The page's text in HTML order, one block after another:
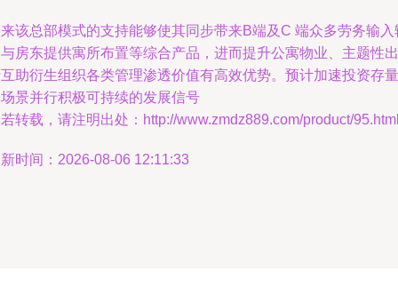
该总部模式的支持能够使其同步带来B端及C 端众多劳务输入
房东提供寓所布置等综合产品，进而提升公寓物业、主题性出
助衍生组织各类管理渗透价值有高效优势。预计加速投资存量
景并行积极可持续的发展信号
转载，请注明出处：http://www.zmdz889.com/product/
时间：2026-08-06 12:11:33